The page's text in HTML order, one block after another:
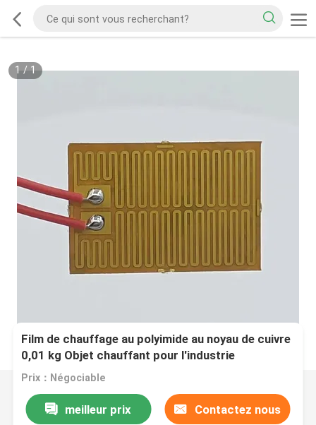
1/1
Film de chauffage au polyimide au noyau de cuivre
0,01 kg Objet chauffant pour l'industrie
Prix：Négociable
meilleur prix Contactez nous